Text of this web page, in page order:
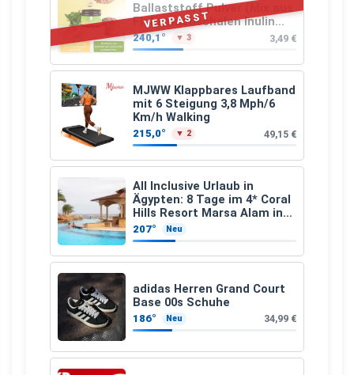
VERPASST
Ballaststoff Pulver (Mix aus
Flohsamenschalen Inulin
(Präbiotika) Leinsamen &
Apfelfaser)
240,1° ▼ 3 3,49 €
MJWW Klappbares Laufband
mit 6 Steigung 3,8 Mph/6
Km/h Walking
215,0° ▼ 2 49,15 €
All Inclusive Urlaub in
Ägypten: 8 Tage im 4* Coral
Hills Resort Marsa Alam inkl.
Flüge ab 299 € p.P.
207° Neu
adidas Herren Grand Court
Base 00s Schuhe
186° Neu 34,99 €